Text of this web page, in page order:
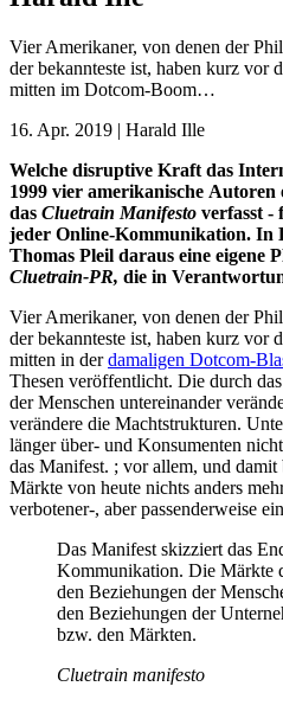
Vier Amerikaner, von denen der
der bekannteste ist, haben kurz vor
mitten im Dotcom-Boom…
16. Apr. 2019 | Harald Ille
Welche disruptive Kraft das
1999 vier amerikanische
das Cluetrain Manifesto verfasst -
jeder Online-Kommunikation. In
Thomas Pleil daraus eine eigene
Cluetrain-PR, die in
Vier Amerikaner, von denen der
der bekannteste ist, haben kurz vor
mitten in derdamaligen Dotcom-
Thesen veröffentlicht. Die durch
der Menschen untereinander
verändere die Machtstrukturen.
länger über- und Konsumenten
das Manifest. ; vor allem, und damit
Märkte von heute nichts anders
verbotener-, aber passenderweise
Das Manifest skizziert das
Kommunikation. Die Märkte
den Beziehungen der
den Beziehungen der
bzw. den Märkten.
Cluetrain manifesto